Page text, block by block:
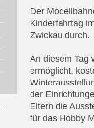
Der
Kinderfahrtag
Zwickau durch.
An diesem Tag
ermöglicht,
der
Eltern die
für das Hobby